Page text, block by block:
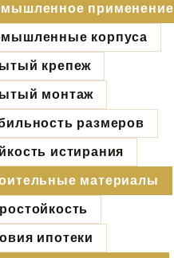
применение
корпуса
крепеж
монтаж
размеров
истирания
материалы
ипотеки